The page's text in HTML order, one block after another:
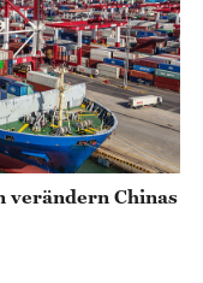
verändern Chinas